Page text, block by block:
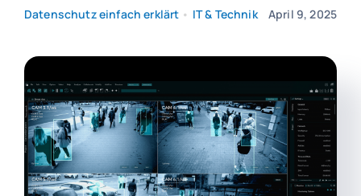
Datenschutz einfach erklärt • IT & Technik April 9, 2025